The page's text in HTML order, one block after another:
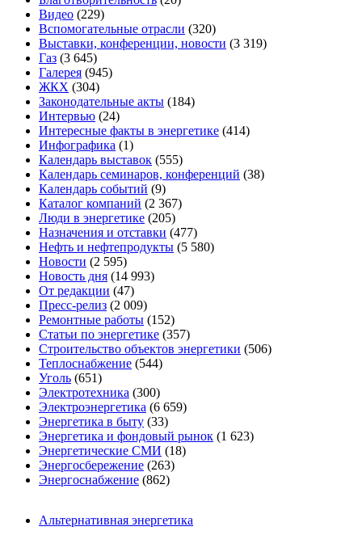
Видео (229)
Вспомогательные отрасли (320)
Выставки, конференции, новости (3 319)
Газ (3 645)
Галерея (945)
ЖКХ (304)
Законодательные акты (184)
Интервью (24)
Интересные факты в энергетике (414)
Инфографика (1)
Календарь выставок (555)
Календарь семинаров, конференций (38)
Календарь событий (9)
Каталог компаний (2 367)
Люди в энергетике (205)
Назначения и отставки (477)
Нефть и нефтепродукты (5 580)
Новости (2 595)
Новость дня (14 993)
От редакции (47)
Пресс-релиз (2 009)
Ремонтные работы (152)
Статьи по энергетике (357)
Строительство объектов энергетики (506)
Теплоснабжение (544)
Уголь (651)
Электротехника (300)
Электроэнергетика (6 659)
Энергетика в быту (33)
Энергетика и фондовый рынок (1 623)
Энергетические СМИ (18)
Энергосбережение (263)
Энергоснабжение (862)
Альтернативная энергетика